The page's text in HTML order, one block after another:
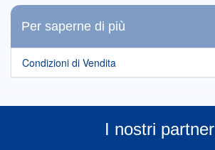
Per saperne di più
Condizioni di Vendita
I nostri partner